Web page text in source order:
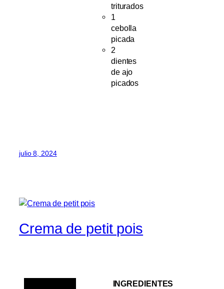
triturados
1
cebolla
picada
2
dientes
de ajo
picados
julio 8, 2024
Crema de petit pois
INGREDIENTES